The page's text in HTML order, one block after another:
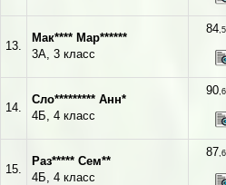
13.
Мак**** Мар******
3А, 3 класс
84,5
14.
Сло********* Анн*
4Б, 4 класс
90,6
15.
Раз***** Сем**
4Б, 4 класс
87,6